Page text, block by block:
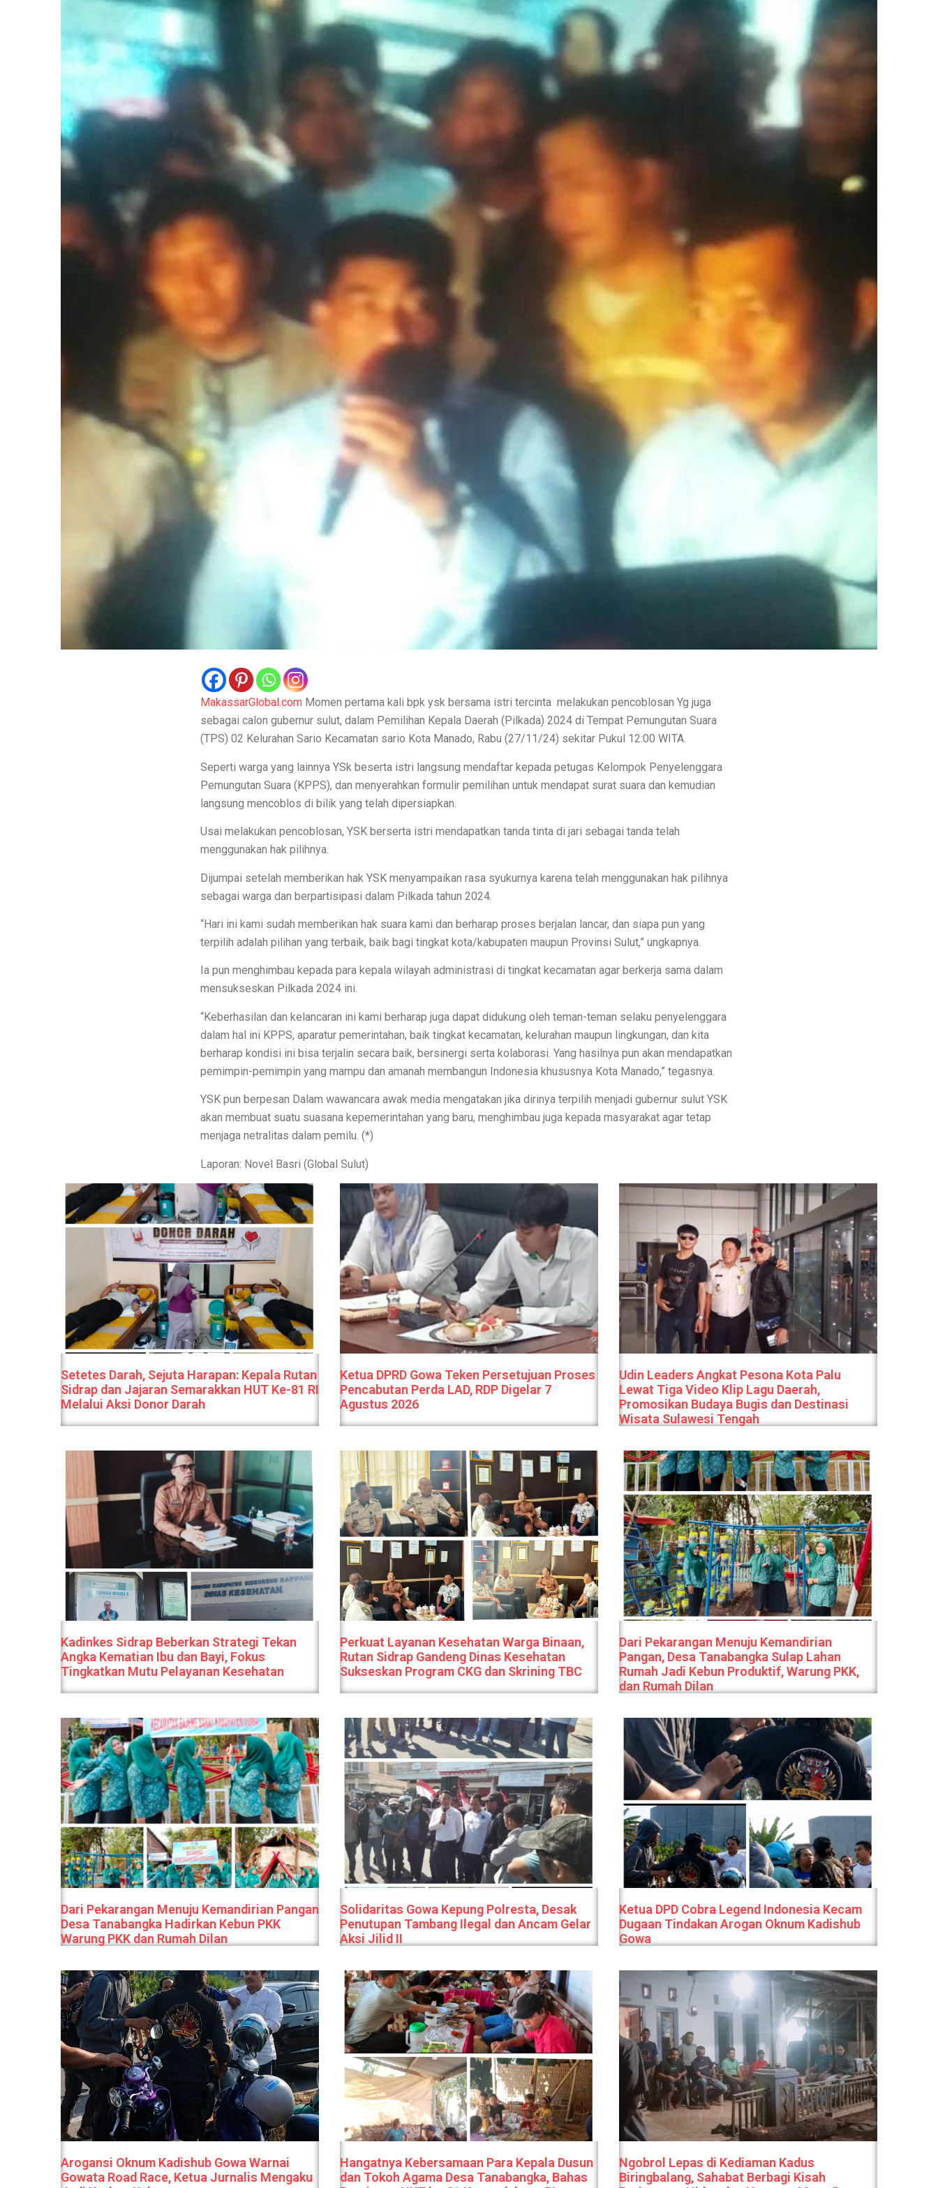
MakassarGlobal.com Momen pertama kali bpk ysk bersama istri tercinta melakukan pencoblosan Yg juga
sebagai calon gubernur sulut, dalam Pemilihan Kepala Daerah (Pilkada) 2024 di Tempat Pemungutan Suara
(TPS) 02 Kelurahan Sario Kecamatan sario Kota Manado, Rabu (27/11/24) sekitar Pukul 12:00 WITA.
Seperti warga yang lainnya YSk beserta istri langsung mendaftar kepada petugas Kelompok Penyelenggara
Pemungutan Suara (KPPS), dan menyerahkan formulir pemilihan untuk mendapat surat suara dan kemudian
langsung mencoblos di bilik yang telah dipersiapkan.
Usai melakukan pencoblosan, YSK berserta istri mendapatkan tanda tinta di jari sebagai tanda telah
menggunakan hak pilihnya.
Dijumpai setelah memberikan hak YSK menyampaikan rasa syukurnya karena telah menggunakan hak pilihnya
sebagai warga dan berpartisipasi dalam Pilkada tahun 2024.
“Hari ini kami sudah memberikan hak suara kami dan berharap proses berjalan lancar, dan siapa pun yang
terpilih adalah pilihan yang terbaik, baik bagi tingkat kota/kabupaten maupun Provinsi Sulut,” ungkapnya.
Ia pun menghimbau kepada para kepala wilayah administrasi di tingkat kecamatan agar berkerja sama dalam
mensukseskan Pilkada 2024 ini.
“Keberhasilan dan kelancaran ini kami berharap juga dapat didukung oleh teman-teman selaku penyelenggara
dalam hal ini KPPS, aparatur pemerintahan, baik tingkat kecamatan, kelurahan maupun lingkungan, dan kita
berharap kondisi ini bisa terjalin secara baik, bersinergi serta kolaborasi. Yang hasilnya pun akan mendapatkan
pemimpin-pemimpin yang mampu dan amanah membangun Indonesia khususnya Kota Manado,” tegasnya.
YSK pun berpesan Dalam wawancara awak media mengatakan jika dirinya terpilih menjadi gubernur sulut YSK
akan membuat suatu suasana kepemerintahan yang baru, menghimbau juga kepada masyarakat agar tetap
menjaga netralitas dalam pemilu. (*)
Laporan: Novel Basri (Global Sulut)
Setetes Darah, Sejuta Harapan: Kepala Rutan
Sidrap dan Jajaran Semarakkan HUT Ke-81 RI
Melalui Aksi Donor Darah
Ketua DPRD Gowa Teken Persetujuan Proses
Pencabutan Perda LAD, RDP Digelar 7
Agustus 2026
Udin Leaders Angkat Pesona Kota Palu
Lewat Tiga Video Klip Lagu Daerah,
Promosikan Budaya Bugis dan Destinasi
Wisata Sulawesi Tengah
Kadinkes Sidrap Beberkan Strategi Tekan
Angka Kematian Ibu dan Bayi, Fokus
Tingkatkan Mutu Pelayanan Kesehatan
Perkuat Layanan Kesehatan Warga Binaan,
Rutan Sidrap Gandeng Dinas Kesehatan
Sukseskan Program CKG dan Skrining TBC
Dari Pekarangan Menuju Kemandirian
Pangan, Desa Tanabangka Sulap Lahan
Rumah Jadi Kebun Produktif, Warung PKK,
dan Rumah Dilan
Dari Pekarangan Menuju Kemandirian Pangan
Desa Tanabangka Hadirkan Kebun PKK
Warung PKK dan Rumah Dilan
Solidaritas Gowa Kepung Polresta, Desak
Penutupan Tambang Ilegal dan Ancam Gelar
Aksi Jilid II
Ketua DPD Cobra Legend Indonesia Kecam
Dugaan Tindakan Arogan Oknum Kadishub
Gowa
Arogansi Oknum Kadishub Gowa Warnai
Gowata Road Race, Ketua Jurnalis Mengaku
Hangatnya Kebersamaan Para Kepala Dusun
dan Tokoh Agama Desa Tanabangka, Bahas
Ngobrol Lepas di Kediaman Kadus
Biringbalang, Sahabat Berbagi Kisah